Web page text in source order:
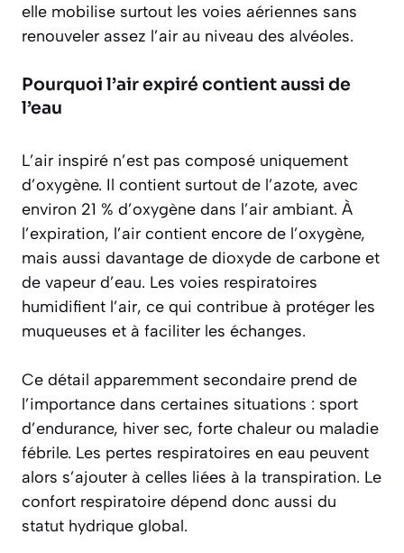
elle mobilise surtout les voies aériennes sans
renouveler assez l’air au niveau des alvéoles.
Pourquoi l’air expiré contient aussi de
l’eau
L’air inspiré n’est pas composé uniquement
d’oxygène. Il contient surtout de l’azote, avec
environ 21 % d’oxygène dans l’air ambiant. À
l’expiration, l’air contient encore de l’oxygène,
mais aussi davantage de dioxyde de carbone et
de vapeur d’eau. Les voies respiratoires
humidifient l’air, ce qui contribue à protéger les
muqueuses et à faciliter les échanges.
Ce détail apparemment secondaire prend de
l’importance dans certaines situations : sport
d’endurance, hiver sec, forte chaleur ou maladie
fébrile. Les pertes respiratoires en eau peuvent
alors s’ajouter à celles liées à la transpiration. Le
confort respiratoire dépend donc aussi du
statut hydrique global.